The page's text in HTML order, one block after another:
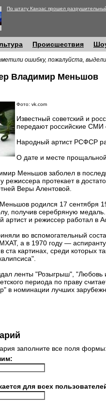
По штату Канзас прошел
Происшествия
ошибку, пожалуйста,
Владимир Меньшов
Фото: vk.com
Известный советский и
передают российские СМИ
Народный артист РСФСР
О дате и месте
Меньшов заболел в
режиссера протекает в
Веры Алентовой.
родился 17 сентября
получив серебряную
и режиссер работал в
во вспомогательный
а в 1970 году —
ста картинах, среди которых
ленты "Розыгрыш",
периода по праву
в номинации лучших
заполните все поля формы:
для всех